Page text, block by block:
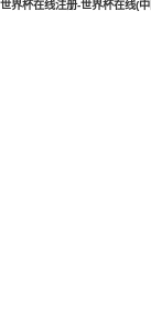
世界杯在线注册-世界杯在线(